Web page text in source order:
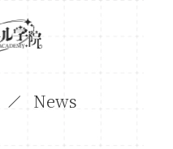
News